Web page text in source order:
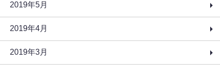
2019年5月
2019年4月
2019年3月